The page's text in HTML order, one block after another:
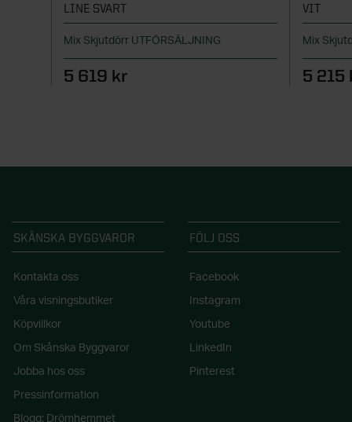
LINE SVART
Mix Skjutdörr UTFÖRSÄLJNING
5 619 kr
VIT
Mix
5 215
SKÅNSKA BYGGVAROR
Kontakta oss
Våra visningsbutiker
Köpvillkor
Om Skånska Byggvaror
Jobba hos oss
Pressinformation
Blogg: Drömhemmet
FÖLJ OSS
Facebook
Instagram
Youtube
LinkedIn
Pinterest